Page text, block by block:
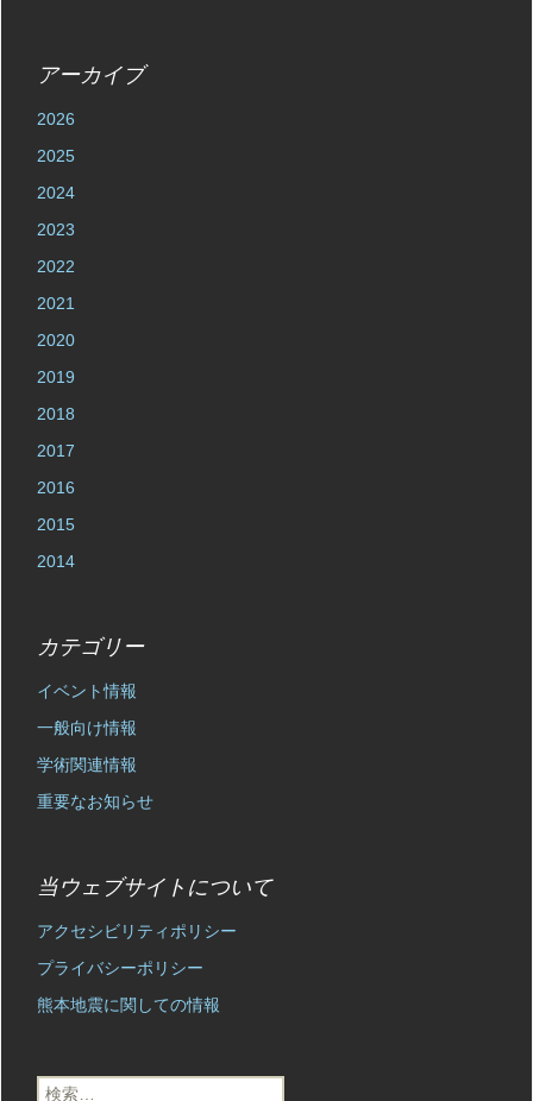
アーカイブ
2026
2025
2024
2023
2022
2021
2020
2019
2018
2017
2016
2015
2014
カテゴリー
イベント情報
一般向け情報
学術関連情報
重要なお知らせ
当ウェブサイトについて
アクセシビリティポリシー
プライバシーポリシー
熊本地震に関しての情報
検